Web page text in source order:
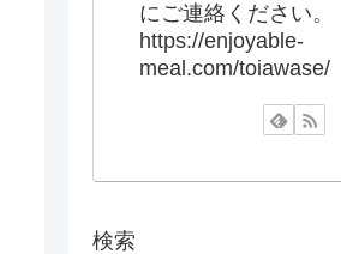
にご連絡ください。
https://enjoyable-
meal.com/toiawase/
検索